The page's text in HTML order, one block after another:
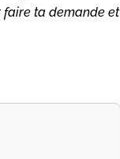
faire ta demande et